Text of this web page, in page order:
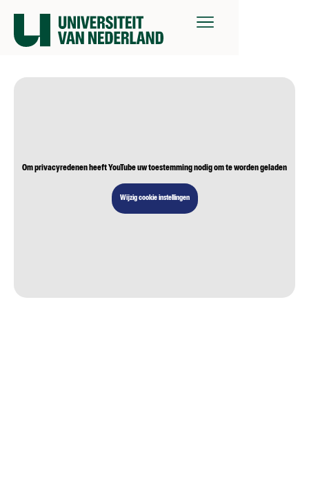
Om privacyredenen heeft YouTube uw toestemming nodig om te worden geladen
Wijzig cookie instellingen